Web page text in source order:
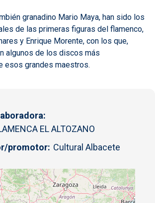
granadino Mario Maya, han sido los
de las primeras figuras del flamenco,
y Enrique Morente, con los que,
algunos de los discos más
esos grandes maestros.
EL ALTOZANO
promotor Cultural Albacete